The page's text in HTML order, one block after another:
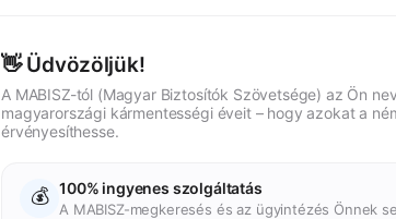
👋 Üdvözöljük!
A MABISZ-tól (Magyar Biztosítók Szövetsége) az Ön
magyarországi kármentességi éveit – hogy azokat a
érvényesíthesse.
💰 100% ingyenes szolgáltatás
A MABISZ-megkeresés és az ügyintézés Önnek